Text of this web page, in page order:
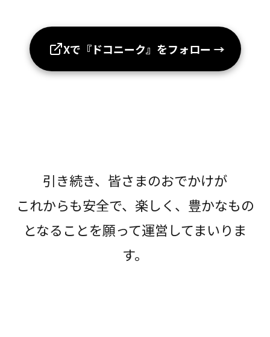
Xで『ドコニーク』をフォロー →
引き続き、皆さまのおでかけが
これからも安全で、楽しく、豊かなもの
となることを願って運営してまいりま
す。